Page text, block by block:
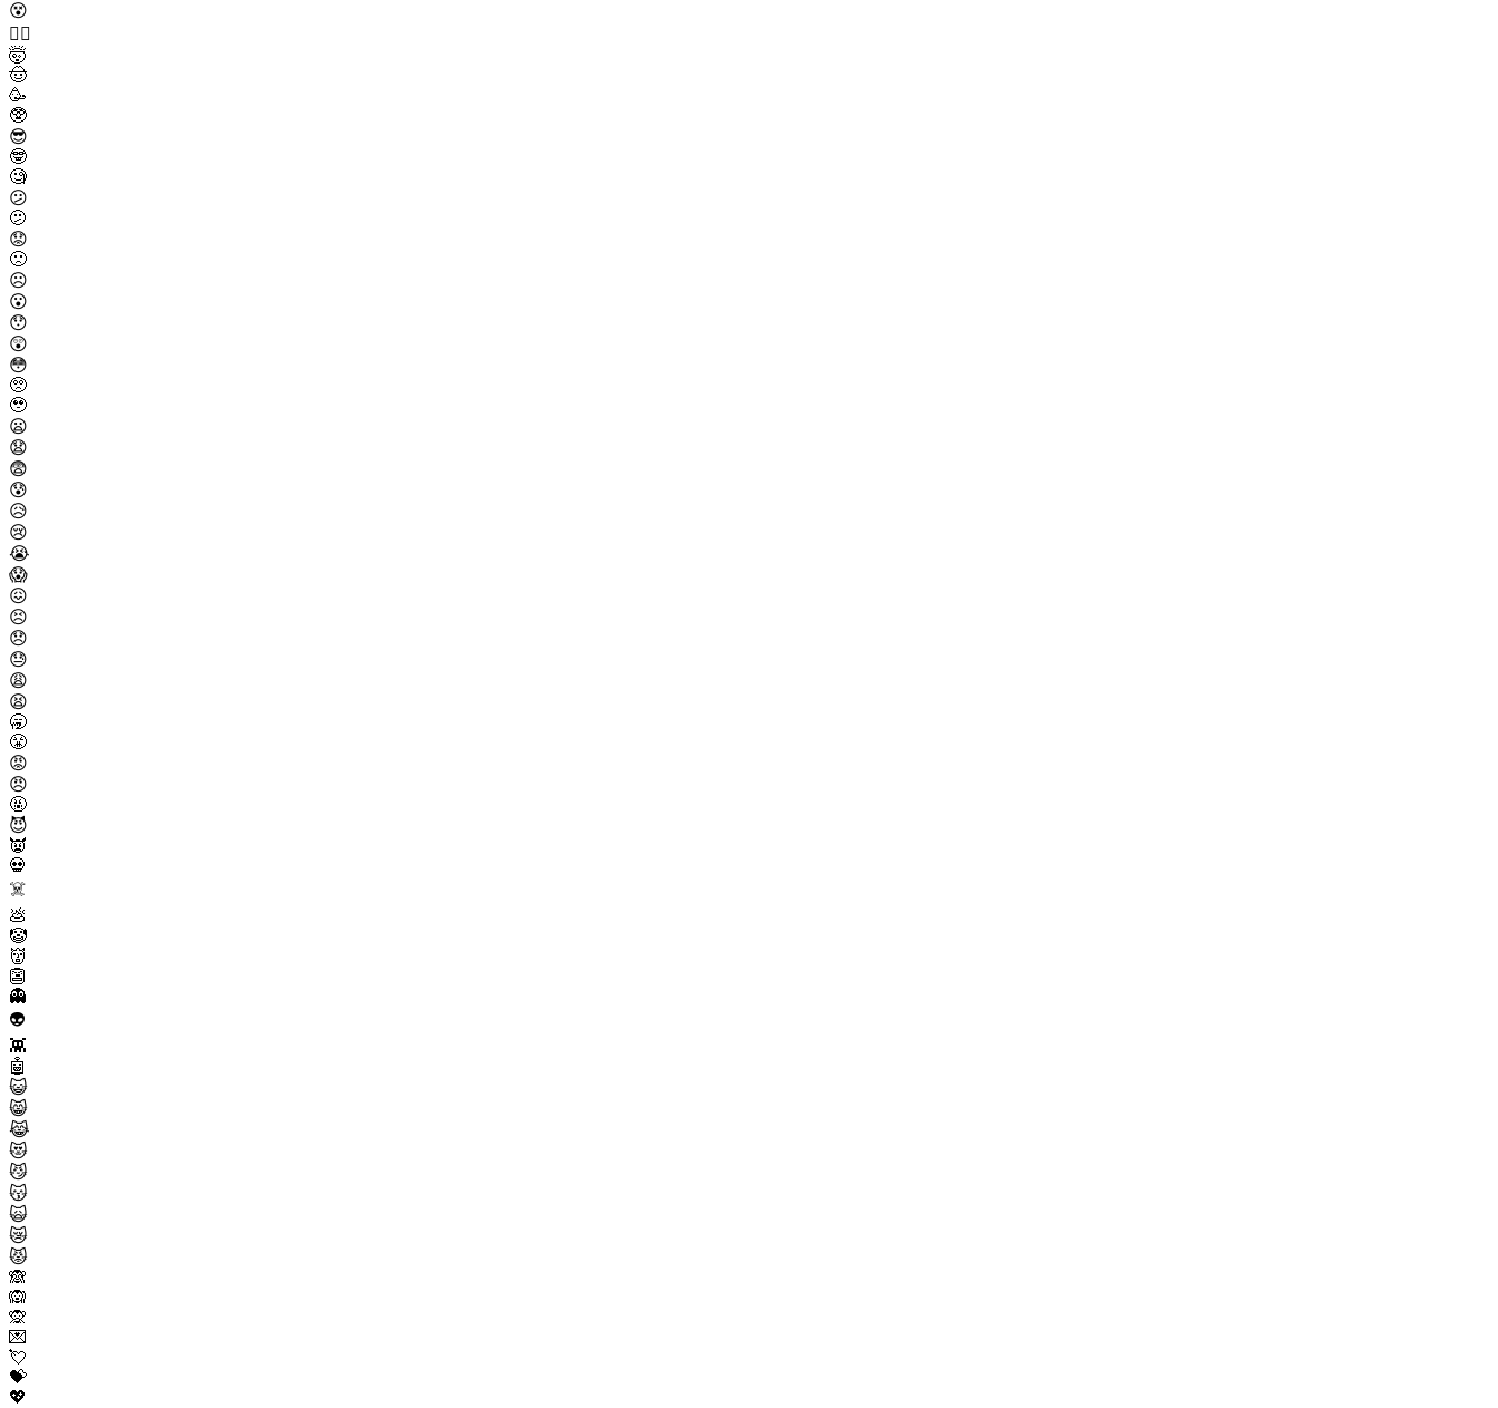
😵
😵‍💫
🤯
🤠
🥳
🥸
😎
🤓
🧐
😕
🫤
😟
🙁
☹️
😮
😯
😲
😳
🥺
🥹
😦
😧
😨
😰
😥
😢
😭
😱
😖
😣
😞
😓
😩
😫
🥱
😤
😡
😠
🤬
😈
👿
💀
☠️
💩
🤡
👹
👺
👻
👽
👾
🤖
😺
😸
😹
😻
😼
😽
🙀
😿
😾
🙈
🙉
🙊
💌
💘
💝
💖